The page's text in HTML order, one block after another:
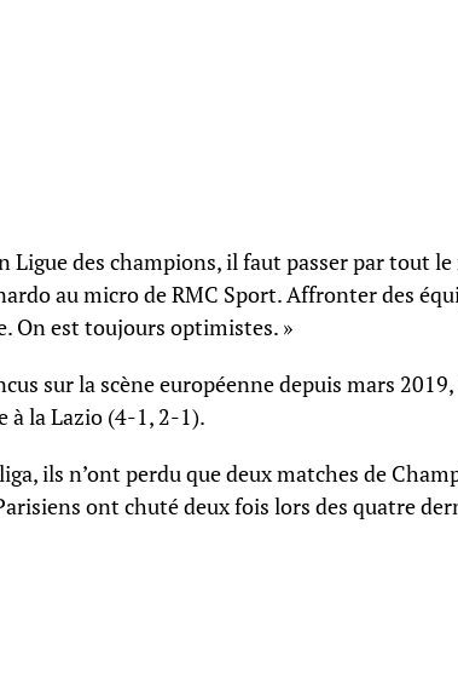
Ligue des champions, il faut passer par tout
au micro de RMC Sport. Affronter des
On est toujours optimistes. »
sur la scène européenne depuis mars
à la Lazio (4-1, 2-1).
ils n’ont perdu que deux matches de
ont chuté deux fois lors des quatre